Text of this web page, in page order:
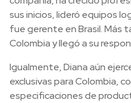
sus inicios, lideró equipos
fue gerente en Brasil. Más
Colombia y llegó a su
Igualmente, Diana aún
exclusivas para Colombia,
especificaciones de